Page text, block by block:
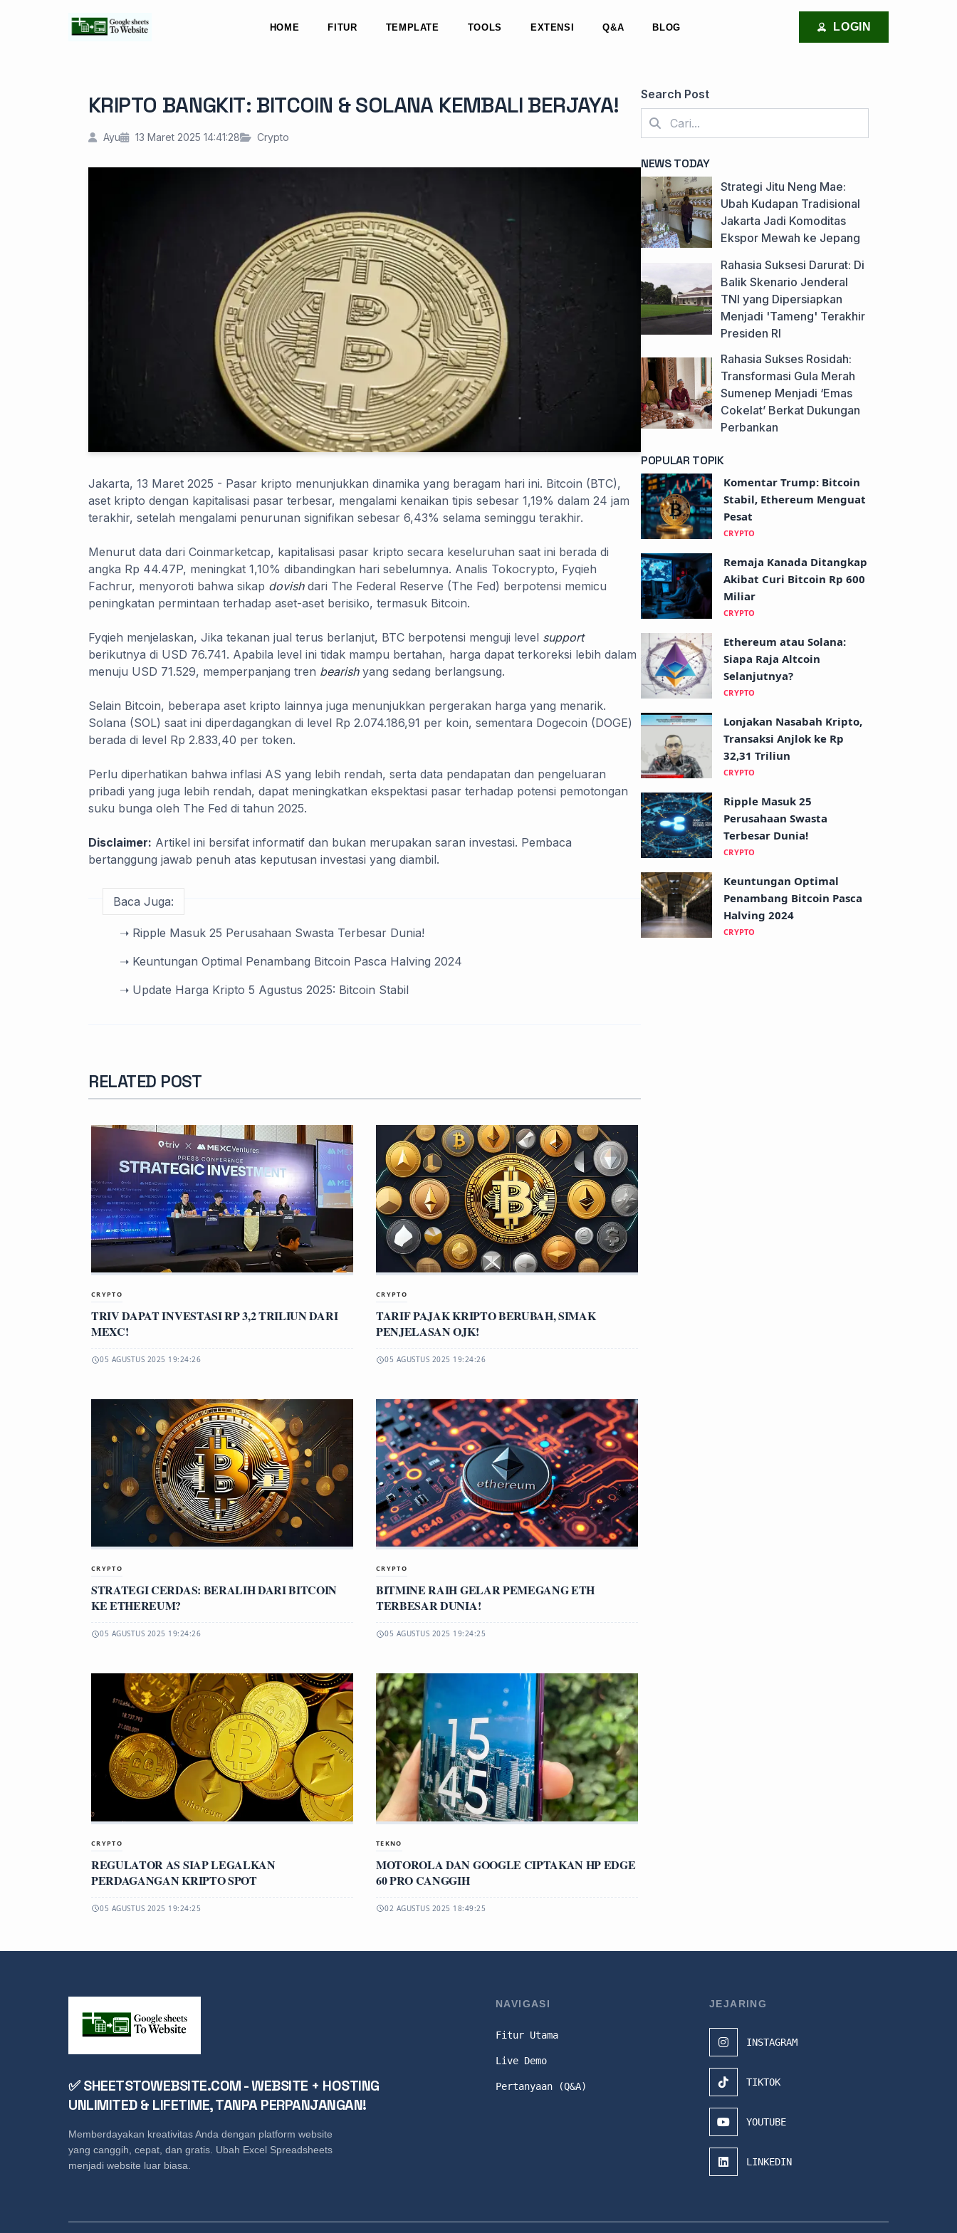
HOME FITUR TEMPLATE TOOLS EXTENSI Q&A BLOG LOGIN
KRIPTO BANGKIT: BITCOIN & SOLANA KEMBALI BERJAYA!
Ayu 13 Maret 2025 14:41:28 Crypto
Jakarta, 13 Maret 2025 - Pasar kripto menunjukkan dinamika yang beragam hari ini. Bitcoin (BTC),
aset kripto dengan kapitalisasi pasar terbesar, mengalami kenaikan tipis sebesar 1,19% dalam 24 jam
terakhir, setelah mengalami penurunan signifikan sebesar 6,43% selama seminggu terakhir.
Menurut data dari Coinmarketcap, kapitalisasi pasar kripto secara keseluruhan saat ini berada di
angka Rp 44.47P, meningkat 1,10% dibandingkan hari sebelumnya. Analis Tokocrypto, Fyqieh
Fachrur, menyoroti bahwa sikap dovishdari The Federal Reserve (The Fed) berpotensi memicu
peningkatan permintaan terhadap aset-aset berisiko, termasuk Bitcoin.
Fyqieh menjelaskan, Jika tekanan jual terus berlanjut, BTC berpotensi menguji level support
berikutnya di USD 76.741. Apabila level ini tidak mampu bertahan, harga dapat terkoreksi lebih dalam
menuju USD 71.529, memperpanjang tren bearishyang sedang berlangsung.
Selain Bitcoin, beberapa aset kripto lainnya juga menunjukkan pergerakan harga yang menarik.
Solana (SOL) saat ini diperdagangkan di level Rp 2.074.186,91 per koin, sementara Dogecoin (DOGE)
berada di level Rp 2.833,40 per token.
Perlu diperhatikan bahwa inflasi AS yang lebih rendah, serta data pendapatan dan pengeluaran
pribadi yang juga lebih rendah, dapat meningkatkan ekspektasi pasar terhadap potensi pemotongan
suku bunga oleh The Fed di tahun 2025.
Disclaimer: Artikel ini bersifat informatif dan bukan merupakan saran investasi. Pembaca
bertanggung jawab penuh atas keputusan investasi yang diambil.
Baca Juga:
➝ Ripple Masuk 25 Perusahaan Swasta Terbesar Dunia!
➝ Keuntungan Optimal Penambang Bitcoin Pasca Halving 2024
➝ Update Harga Kripto 5 Agustus 2025: Bitcoin Stabil
RELATED POST
CRYPTO
TRIV DAPAT INVESTASI RP 3,2 TRILIUN DARI
MEXC!
05 AGUSTUS 2025 19:24:26
CRYPTO
TARIF PAJAK KRIPTO BERUBAH, SIMAK
PENJELASAN OJK!
05 AGUSTUS 2025 19:24:26
CRYPTO
STRATEGI CERDAS: BERALIH DARI BITCOIN
KE ETHEREUM?
05 AGUSTUS 2025 19:24:26
CRYPTO
BITMINE RAIH GELAR PEMEGANG ETH
TERBESAR DUNIA!
05 AGUSTUS 2025 19:24:25
CRYPTO
REGULATOR AS SIAP LEGALKAN
PERDAGANGAN KRIPTO SPOT
05 AGUSTUS 2025 19:24:25
TEKNO
MOTOROLA DAN GOOGLE CIPTAKAN HP EDGE
60 PRO CANGGIH
02 AGUSTUS 2025 18:49:25
Search Post
NEWS TODAY
Strategi Jitu Neng Mae:
Ubah Kudapan Tradisional
Jakarta Jadi Komoditas
Ekspor Mewah ke Jepang
Rahasia Suksesi Darurat: Di
Balik Skenario Jenderal
TNI yang Dipersiapkan
Menjadi 'Tameng' Terakhir
Presiden RI
Rahasia Sukses Rosidah:
Transformasi Gula Merah
Sumenep Menjadi ‘Emas
Cokelat’ Berkat Dukungan
Perbankan
POPULAR TOPIK
Komentar Trump: Bitcoin
Stabil, Ethereum Menguat
Pesat
CRYPTO
Remaja Kanada Ditangkap
Akibat Curi Bitcoin Rp 600
Miliar
CRYPTO
Ethereum atau Solana:
Siapa Raja Altcoin
Selanjutnya?
CRYPTO
Lonjakan Nasabah Kripto,
Transaksi Anjlok ke Rp
32,31 Triliun
CRYPTO
Ripple Masuk 25
Perusahaan Swasta
Terbesar Dunia!
CRYPTO
Keuntungan Optimal
Penambang Bitcoin Pasca
Halving 2024
CRYPTO
✅ SHEETSTOWEBSITE.COM - WEBSITE + HOSTING
UNLIMITED & LIFETIME, TANPA PERPANJANGAN!
Memberdayakan kreativitas Anda dengan platform website
yang canggih, cepat, dan gratis. Ubah Excel Spreadsheets
menjadi website luar biasa.
NAVIGASI
Fitur Utama
Live Demo
Pertanyaan (Q&A)
JEJARING
INSTAGRAM
TIKTOK
YOUTUBE
LINKEDIN